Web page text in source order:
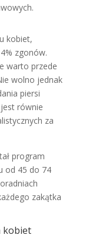
kobiet,
zgonów.
warto przede
wolno jednak
piersi
równie
za
program
od 45 do 74
zakątka
kobiet